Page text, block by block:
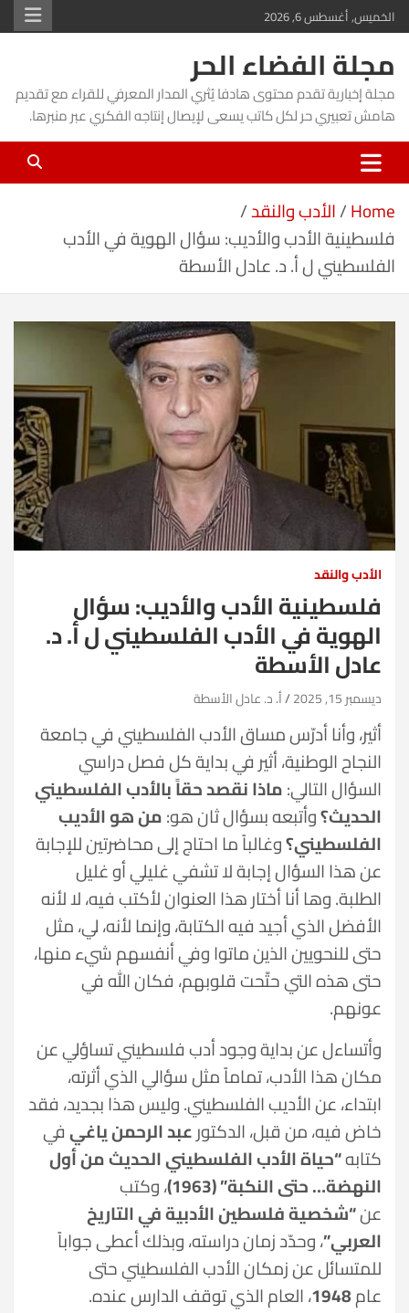
Skip
to
content
الخميس, أغسطس 6, 2026
مجلة الفضاء الحر
مجلة إخبارية تقدم محتوى هادفا يُثري المدار المعرفي للقراء مع تقديم
هامش تعبيري حر لكل كاتب يسعى لإيصال إنتاجه الفكري عبر منبرها.
Home الأدب والنقد
فلسطينية الأدب والأديب: سؤال الهوية في الأدب
الفلسطيني ل أ. د. عادل الأسطة
الأدب والنقد
فلسطينية الأدب والأديب: سؤال
الهوية في الأدب الفلسطيني ل أ. د.
عادل الأسطة
ديسمبر 15, 2025 أ. د. عادل الأسطة
أثير، وأنا أدرّس مساق الأدب الفلسطيني في جامعة
النجاح الوطنية، أثير في بداية كل فصل دراسي
السؤال التالي:ماذا نقصد حقاً بالأدب الفلسطيني
الحديث؟وأتبعه بسؤال ثان هو:من هو الأديب
الفلسطيني؟وغالباً ما احتاج إلى محاضرتين للإجابة
عن هذا السؤال إجابة لا تشفي غليلي أو غليل
الطلبة. وها أنا أختار هذا العنوان لأكتب فيه، لا لأنه
الأفضل الذي أجيد فيه الكتابة، وإنما لأنه، لي، مثل
حتى للنحويين الذين ماتوا وفي أنفسهم شيء منها،
حتى هذه التي حتّحت قلوبهم، فكان الله في
عونهم.
وأتساءل عن بداية وجود أدب فلسطيني تساؤلي عن
مكان هذا الأدب، تماماً مثل سؤالي الذي أثرته،
ابتداء، عن الأديب الفلسطيني. وليس هذا بجديد، فقد
خاض فيه، من قبل، الدكتورعبد الرحمن ياغيفي
كتابه“حياة الأدب الفلسطيني الحديث من أول
النهضة… حتى النكبة” (1963)
، وكتب
عن“شخصية فلسطين الأدبية في التاريخ
العربي”، وحدّد زمان دراسته، وبذلك أعطى جواباً
للمتسائل عن زمكان الأدب الفلسطيني حتى
عام1948، العام الذي توقف الدارس عنده.